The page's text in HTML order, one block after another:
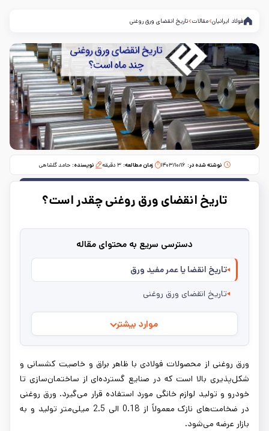
فولاد ایرانیان مقالات تاریخ انقضای ورق روغنی
نوشته شده در: ۱۴۰۳/۱۰/۱۶ زمان مطالعه:‌ ۳ دقیقه نویسنده: حامد گلشاهی
تاریخ انقضای ورق روغنی چقدر است؟
دسترسی سریع به محتوای مقاله
تاریخ انقضا یا عمر مفید ورق
تاریخ انقضای ورق روغنی
موارد بیشتر
ورق روغنی از محصولات فولادی با ظاهر براق و خاصیت کشسانی و
شکل‌پذیری بالا است که در صنایع گسترده‌ای از ساختمان‌سازی تا
خودرو و تولید لوازم خانگی مورد استفاده قرار می‌گیرد. ورق روغنی
در ضخامت‌های نازک معمولاً از 0.18 الی 2.5 میلی‌متر تولید و به
بازار عرضه می‌شود.